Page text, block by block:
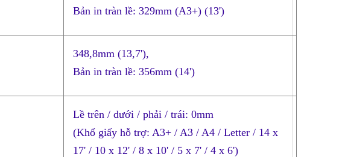
Bản in tràn lề: 329mm (A3+) (13')
348,8mm (13,7'),
Bản in tràn lề: 356mm (14')
Lề trên / dưới / phải / trái: 0mm
(Khổ giấy hỗ trợ: A3+ / A3 / A4 / Letter / 14 x
17' / 10 x 12' / 8 x 10' / 5 x 7' / 4 x 6')